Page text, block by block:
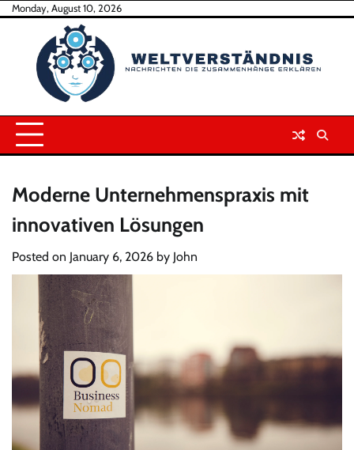
SkipMonday, August 10, 2026
Moderne Unternehmenspraxis mit
innovativen Lösungen
Posted on January 6, 2026 by John